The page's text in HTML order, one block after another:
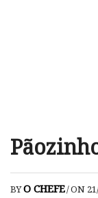
BYO CHEFE/ON